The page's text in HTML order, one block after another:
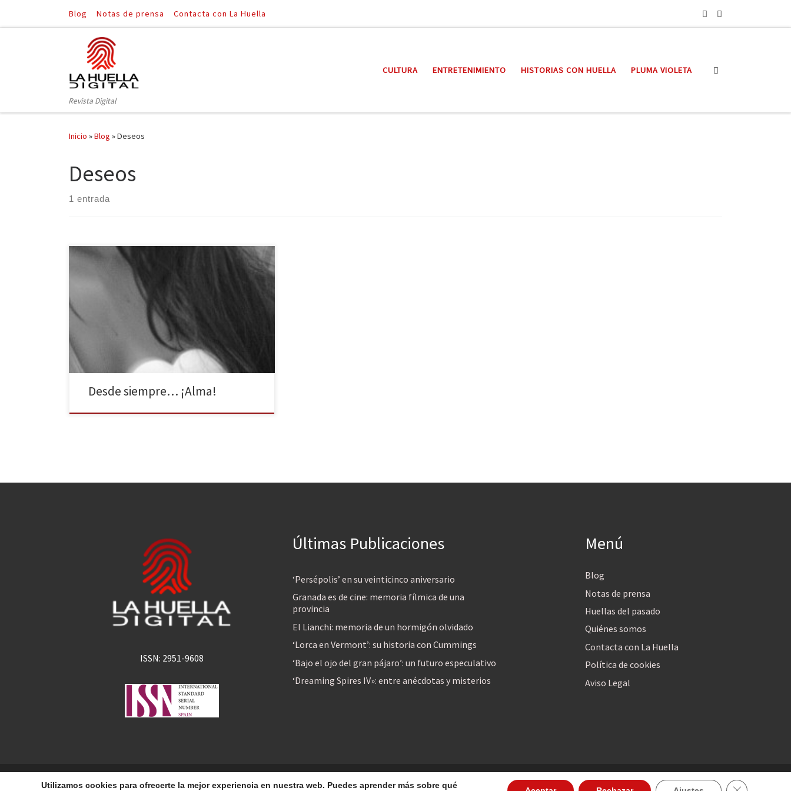
Saltar al contenido
Blog Notas de prensa Contacta con La Huella
Revista Digital
CULTURA ENTRETENIMIENTO HISTORIAS CON HUELLA PLUMA VIOLETA
Inicio »Blog »Deseos
Deseos
1 entrada
Eras tú y yo no lo sabía. No estabas tan cerca, pero te
sentía. Me hablaste al oído, sentí que moría. Un
océano inmenso marco mi partida. Hasta encontrarte
mil cosas haría Y sin pensarlo llegó aquel día Tu voz
escuche y no era mentira. No podía creerlo la
Desde siempre… ¡Alma!
ISSN: 2951-9608
Últimas Publicaciones
‘Persépolis’ en su veinticinco aniversario
Granada es de cine: memoria fílmica de una
provincia
El Lianchi: memoria de un hormigón olvidado
‘Lorca en Vermont’: su historia con Cummings
‘Bajo el ojo del gran pájaro’: un futuro especulativo
‘Dreaming Spires IV»: entre anécdotas y misterios
Menú
Blog
Notas de prensa
Huellas del pasado
Quiénes somos
Contacta con La Huella
Política de cookies
Aviso Legal
© 2026La Huella Digital – Todos los derechos reservados
Utilizamos cookies para ofrecerte la mejor experiencia en nuestra web. Puedes aprender más sobre qué Cerrar el